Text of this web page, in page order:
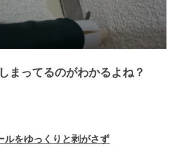
まってるのがわかるよね？
ルをゆっくりと剥がさず